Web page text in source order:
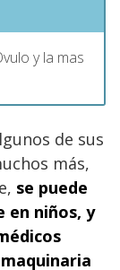
y la mas
de sus
más,
se puede
en niños, y